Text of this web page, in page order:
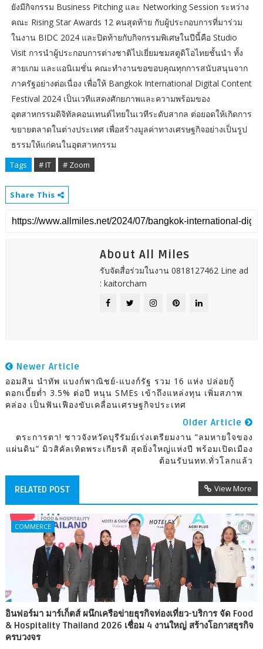
ยังมีกิจกรรม Business Pitching และ Networking Session ระหว่าง
คณะ Rising Star Awards 12 คนสุดท้าย กับผู้ประกอบการที่มาร่วม
ในงาน BIDC 2024 และปิดท้ายกับกิจกรรมพิเศษในปีนี้คือ Studio
Visit การนำผู้ประกอบการต่างชาติไปเยี่ยมชมสตูดิโอไทยชั้นนำ ทั้ง
สายเกม และแอนิเมชั่น คณะทำงานขอขอบคุณทุกการสนับสนุนจาก
ภาครัฐอย่างต่อเนื่อง เพื่อให้ Bangkok International Digital Content
Festival 2024 เป็นเวทีแสดงศักยภาพและความพร้อมของ
อุตสาหกรรมดิจิทัลคอนเทนต์ไทยในเวทีระดับสากล ต่อยอดให้เกิดการ
ขยายตลาดในต่างประเทศ เพื่อสร้างมูลค่าทางเศรษฐกิจอย่างเป็นรูป
ธรรมให้แก่คนในอุตสาหกรรม
Tags # IT # Zoom
Share This
About All Miles
รับจัดสื่อร่วมในงาน 0818127462 Line ad
: kaitorcham
Newer Article
ออมสิน นำทัพ แบงก์พาณิชย์-แบงก์รัฐ รวม 16 แห่ง ปล่อยกู้
ดอกเบี้ยต่ำ 3.5% ต่อปี หนุน SMEs เข้าถึงแหล่งทุน เพิ่มสภาพ
คล่อง เป็นฟันเฟืองขับเคลื่อนเศรษฐกิจประเทศ
Older Article
ตระการตา! ชาวจังหวัดบุรีรัมย์เร่งเตรียมงาน “ลมหายใจของ
แผ่นดิน” มิวสิคัลเทิดพระเกียรติ สุดยิ่งใหญ่แห่งปี พร้อมเปิดเมือง
ต้อนรับนทท.ทั่วโลกแล้ว
RELATED POST View More
COMMERCE
อินฟอร์มา มาร์เก็ตส์ ผนึกเครือข่ายธุรกิจท่องเที่ยว-บริการ จัด Food
& Hospitality Thailand 2026 เชื่อม 4 งานใหญ่ สร้างโอกาสธุรกิจ
ครบวงจร